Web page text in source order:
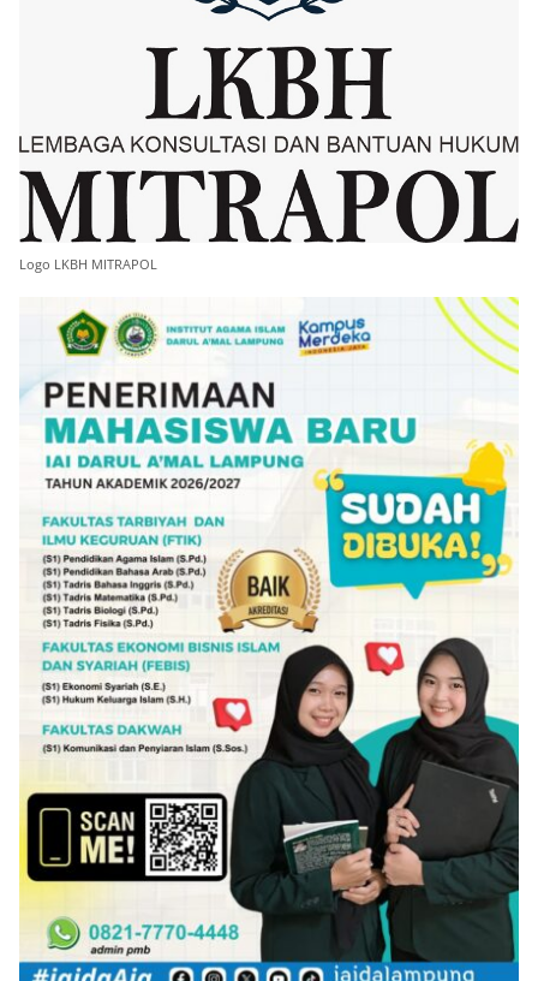
Logo LKBH MITRAPOL